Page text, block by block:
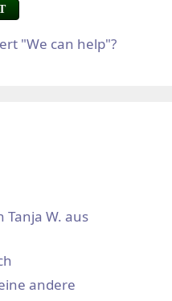
"We can help"?
Tanja W. aus
andere